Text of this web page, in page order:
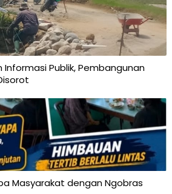
Publik, Pembangunan
Masyarakat dengan Ngobras